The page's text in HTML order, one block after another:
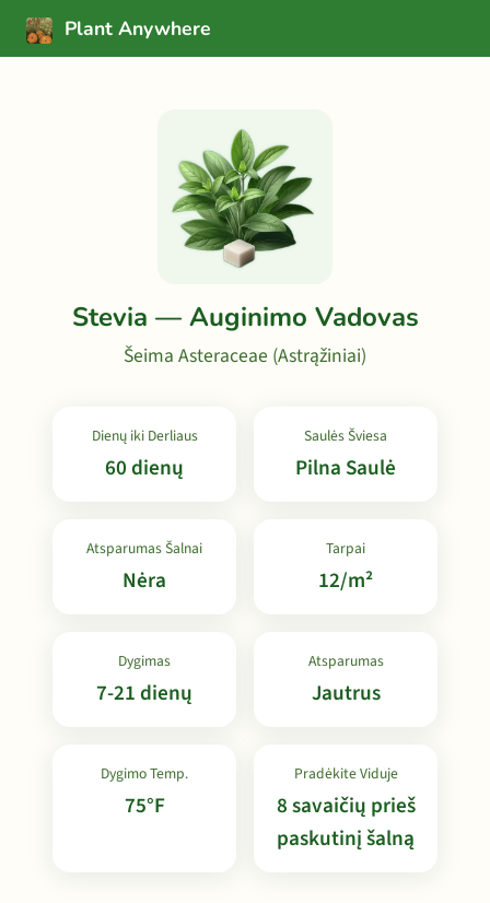
Plant Anywhere
Stevia — Auginimo Vadovas
Šeima Asteraceae (Astrąžiniai)
Dienų iki Derliaus
60 dienų
Saulės Šviesa
Pilna Saulė
Atsparumas Šalnai
Nėra
Tarpai
12/m²
Dygimas
7-21 dienų
Atsparumas
Jautrus
Dygimo Temp.
75°F
Pradėkite Viduje
8 savaičių prieš
paskutinį šalną